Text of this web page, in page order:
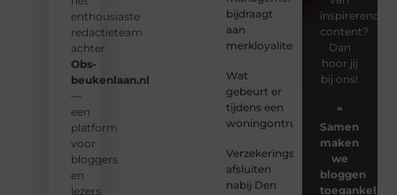
enthousiaste
redactieteam
achter
Obs-
beukenlaan.nl
—
een
platform
voor
bloggers
en
lezers
bijdraagt
aan
merkloyaliteit
Wat
gebeurt er
tijdens een
woningontruiming?
Verzekeringspakket
afsluiten
nabij Den
inspirerende
content?
Dan
hoor jij
bij ons!
❝
Samen
maken
we
bloggen
toegankelijk,